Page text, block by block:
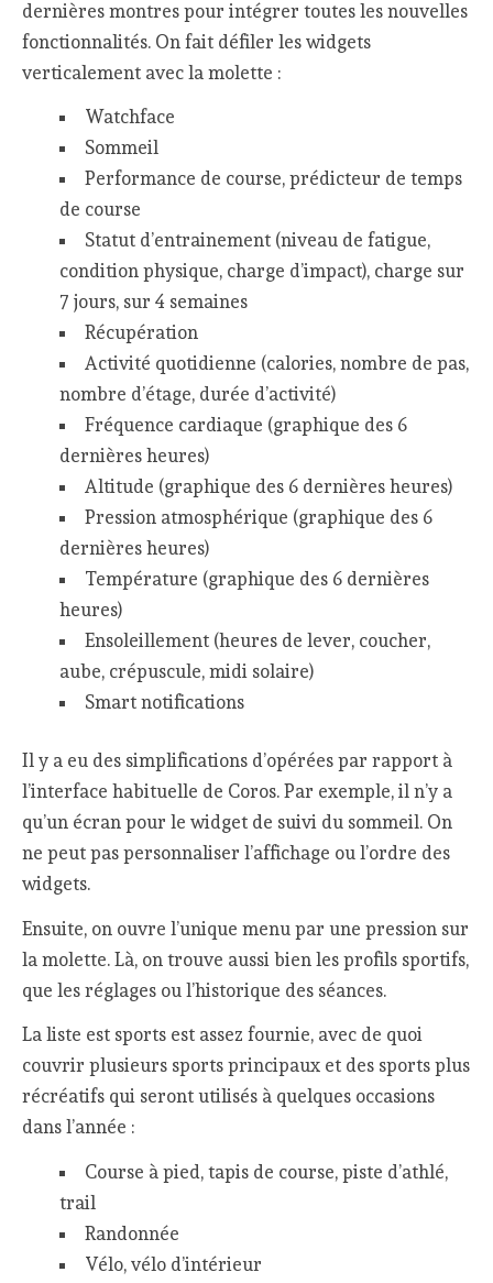
dernières montres pour intégrer toutes les nouvelles
fonctionnalités. On fait défiler les widgets
verticalement avec la molette :
Watchface
Sommeil
Performance de course, prédicteur de temps
de course
Statut d’entrainement (niveau de fatigue,
condition physique, charge d’impact), charge sur
7 jours, sur 4 semaines
Récupération
Activité quotidienne (calories, nombre de pas,
nombre d’étage, durée d’activité)
Fréquence cardiaque (graphique des 6
dernières heures)
Altitude (graphique des 6 dernières heures)
Pression atmosphérique (graphique des 6
dernières heures)
Température (graphique des 6 dernières
heures)
Ensoleillement (heures de lever, coucher,
aube, crépuscule, midi solaire)
Smart notifications
Il y a eu des simplifications d’opérées par rapport à
l’interface habituelle de Coros. Par exemple, il n’y a
qu’un écran pour le widget de suivi du sommeil. On
ne peut pas personnaliser l’affichage ou l’ordre des
widgets.
Ensuite, on ouvre l’unique menu par une pression sur
la molette. Là, on trouve aussi bien les profils sportifs,
que les réglages ou l’historique des séances.
La liste est sports est assez fournie, avec de quoi
couvrir plusieurs sports principaux et des sports plus
récréatifs qui seront utilisés à quelques occasions
dans l’année :
Course à pied, tapis de course, piste d’athlé,
trail
Randonnée
Vélo, vélo d’intérieur